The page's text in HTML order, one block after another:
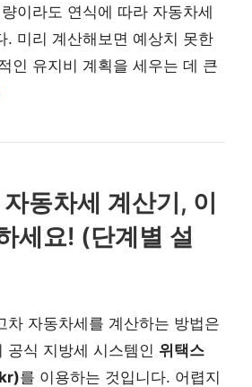
이라도 연식에 따라 자동차세
. 미리 계산해보면 예상치 못한
인 유지비 계획을 세우는 데 큰
동차세 계산기, 이
세요! (단계별 설
차 자동차세를 계산하는 방법은
공식 지방세 시스템인 위택스
를 이용하는 것입니다. 어렵지